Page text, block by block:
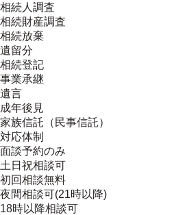
相続人調査
相続財産調査
相続放棄
遺留分
相続登記
事業承継
遺言
成年後見
家族信託（民事信託）
対応体制
面談予約のみ
土日祝相談可
初回相談無料
夜間相談可(21時以降)
18時以降相談可